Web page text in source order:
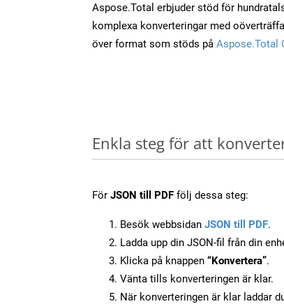
Aspose.Total erbjuder stöd för
komplexa konverteringar med
över format som stöds på Aspose.Total
Enkla steg för att
För JSON till PDF följ dessa steg:
Besök webbsidan JSON till PDF.
Ladda upp din JSON-fil från din
Klicka på knappen “Konvertera”.
Vänta tills konverteringen är klar.
När konverteringen är klar laddar